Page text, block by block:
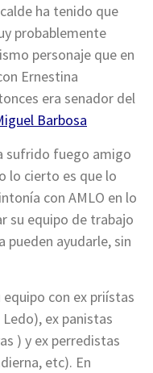
ha tenido que
probablemente
personaje que en
Ernestina
era senador del
Barbosa
sufrido fuego amigo
lo cierto es que lo
con AMLO en lo
su equipo de trabajo
pueden ayudarle, sin
con ex priístas
ex panistas
) y ex perredistas
etc). En